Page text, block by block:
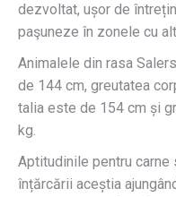
dezvoltat, ușor de
paşuneze în zonele cu
Animalele din rasa
de 144 cm, greutatea
talia este de 154 cm și
kg.
Aptitudinile pentru carne
înțărcării aceștia